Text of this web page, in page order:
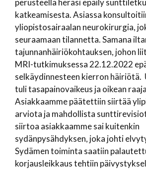
katkeamisesta. Asiassa
yliopistosairaalan neurokirurgia,
seuraamaan tilannetta. Samana
tajunnanhäiriökohtauksen, johon
MRI-tutkimuksessa 22.12.2022
selkäydinnesteen kierron häiriötä.
tuli tasapainovaikeus ja oikean
Asiakkaamme päätettiin siirtää
arviota ja mahdollista
siirtoa asiakkaamme sai kuitenkin
sydänpysähdyksen, joka johti
Sydämen toiminta saatiin
korjausleikkaus tehtiin